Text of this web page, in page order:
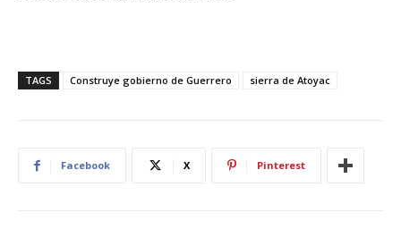
TAGS Construye gobierno de Guerrero sierra de Atoyac
Facebook X Pinterest